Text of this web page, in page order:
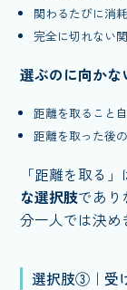
関わるたびに消
完全に切れない
選ぶのに向かな
距離を取ること
距離を取った後
「距離を取る
な選択肢であり
分一人では決め
選択肢③｜受